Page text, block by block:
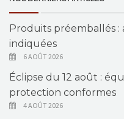
Produits préemballés
indiquées
6 AOÛT 2026
Éclipse du 12 août :
protection conformes
4 AOÛT 2026